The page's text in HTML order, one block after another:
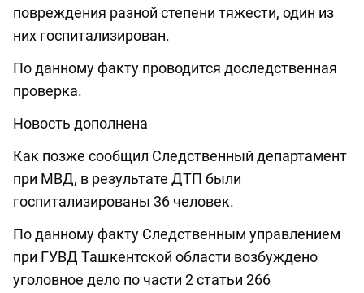
повреждения разной степени тяжести, один из
них госпитализирован.
По данному факту проводится доследственная
проверка.
Новость дополнена
Как позже сообщил Следственный департамент
при МВД, в результате ДТП были
госпитализированы 36 человек.
По данному факту Следственным управлением
при ГУВД Ташкентской области возбуждено
уголовное дело по части 2 статьи 266